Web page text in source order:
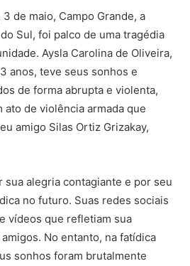
de maio, Campo Grande, a
Sul, foi palco de uma tragédia
Aysla Carolina de Oliveira,
anos, teve seus sonhos e
de forma abrupta e violenta,
de violência armada que
amigo Silas Ortiz Grizakay,
sua alegria contagiante e por seu
no futuro. Suas redes sociais
vídeos que refletiam sua
No entanto, na fatídica
sonhos foram brutalmente